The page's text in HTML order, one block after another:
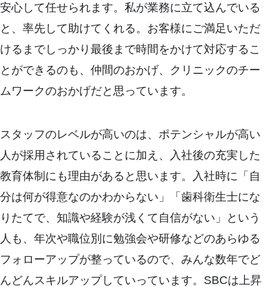
安心して任せられます。私が業務に立て込んでいる
と、率先して助けてくれる。お客様にご満足いただ
けるまでしっかり最後まで時間をかけて対応するこ
とができるのも、仲間のおかげ、クリニックのチー
ムワークのおかげだと思っています。
スタッフのレベルが高いのは、ポテンシャルが高い
人が採用されていることに加え、入社後の充実した
教育体制にも理由があると思います。入社時に「自
分は何が得意なのかわからない」「歯科衛生士にな
りたてで、知識や経験が浅くて自信がない」という
人も、年次や職位別に勉強会や研修などのあらゆる
フォローアップが整っているので、みんな数年でど
んどんスキルアップしていっています。SBCは上昇